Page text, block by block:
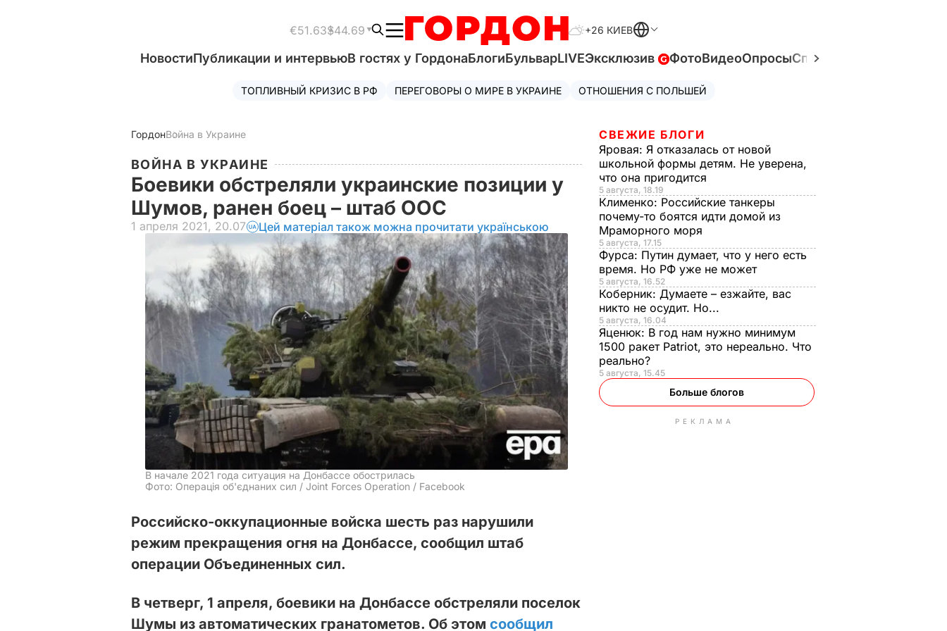
€51.63$44.69 +26 КИЕВ
НовостиПубликации и интервьюВ гостях у ГордонаБлогиБульварLIVEЭксклюзив ФотоВидеоОпросыСпецпроекты
ТОПЛИВНЫЙ КРИЗИС В РФ ПЕРЕГОВОРЫ О МИРЕ В УКРАИНЕ ОТНОШЕНИЯ С ПОЛЬШЕЙ
ГордонВойна в Украине
ВОЙНА В УКРАИНЕ
Боевики обстреляли украинские позиции у
Шумов, ранен боец – штаб ООС
1 апреля 2021, 20.07 Цей матеріал також можна прочитати українською
В начале 2021 года ситуация на Донбассе обострилась
Фото: Операція об'єднаних сил / Joint Forces Operation / Facebook
Российско-оккупационные войска шесть раз нарушили
режим прекращения огня на Донбассе, сообщил штаб
операции Объединенных сил.
В четверг, 1 апреля, боевики на Донбассе обстреляли поселок
Шумы из автоматических гранатометов. Об этом сообщил
СВЕЖИЕ БЛОГИ
Яровая: Я отказалась от новой
школьной формы детям. Не уверена,
что она пригодится
5 августа, 18.19
Клименко: Российские танкеры
почему-то боятся идти домой из
Мраморного моря
5 августа, 17.15
Фурса: Путин думает, что у него есть
время. Но РФ уже не может
5 августа, 16.52
Коберник: Думаете – езжайте, вас
никто не осудит. Но...
5 августа, 16.04
Яценюк: В год нам нужно минимум
1500 ракет Patriot, это нереально. Что
реально?
5 августа, 15.45
Больше блогов
РЕКЛАМА